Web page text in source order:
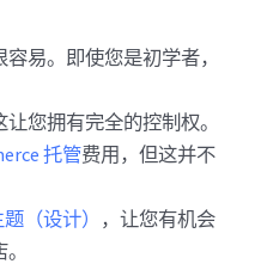
易。即使您是初学者，
您拥有完全的控制权。
托管费用，但这并不
（设计）
，让您有机会